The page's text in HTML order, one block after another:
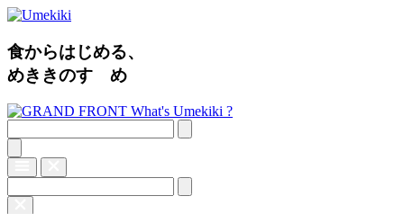
食からはじめる、
めききのすゝめ
What's Umekiki ?